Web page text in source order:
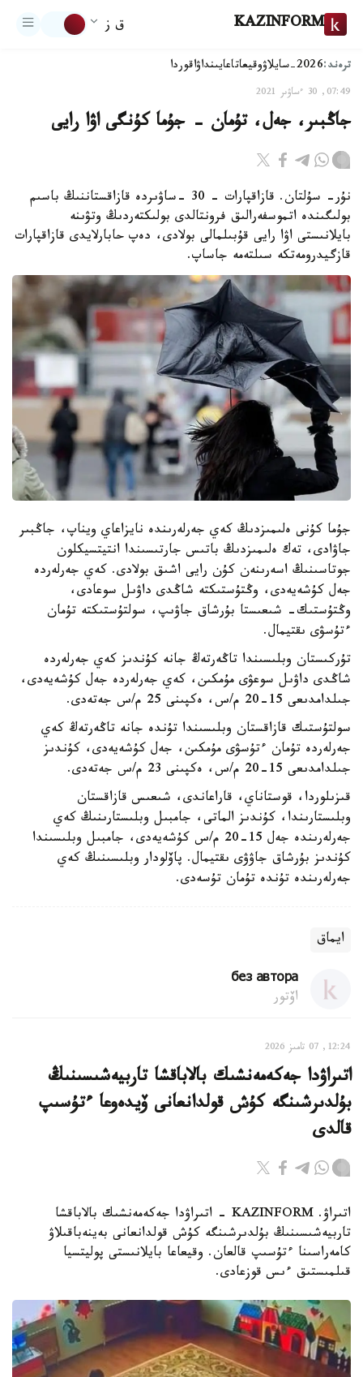
KAZINFORM ق ز
ترەند:2026-سايلاۋ وقيعاتاعايىنداۋاقوردا
07:49, 30 ءساۋىر 2021
جاڭبىر، جەل، تۇمان - جۇما كۇنگى اۋا رايى
نۇر- سۇلتان. قازاقپارات – 30 -ساۋىردە قازاقستاننىڭ باسىم
بولىگىندە اتموسفەرالىق فرونتالدى بولىكتەردىڭ وتۋىنە
بايلانىستى اۋا رايى قۇبىلمالى بولادى، دەپ حابارلايدى قازاقپارات
قازگيدرومەتكە سىلتەمە جاساپ.
جۇما كۇنى ەلىمىزدىڭ كەي جەرلەرىندە نايزاعاي ويناپ، جاڭبىر
جاۋادى، تەك ەلىمىزدىڭ باتىس جارتىسىندا انتيتسيكلون
جوتاسىنىڭ اسەرىنەن كۇن رايى اشىق بولادى. كەي جەرلەردە
جەل كۇشەيەدى، وڭتۇستىكتە شاڭدى داۋىل سوعادى،
وڭتۇستىك- شىعىستا بۇرشاق جاۋىپ، سولتۇستىكتە تۇمان
ءتۇسۋى ىقتيمال.
تۇركىستان وبلىسىندا تاڭەرتەڭ جانە كۇندىز كەي جەرلەردە
شاڭدى داۋىل سوعۋى مۇمكىن، كەي جەرلەردە جەل كۇشەيەدى،
جىلدامدىعى 15-20 م/س، ەكپىنى 25 م/س جەتەدى.
سولتۇستىك قازاقستان وبلىسىندا تۇندە جانە تاڭەرتەڭ كەي
جەرلەردە تۇمان ءتۇسۋى مۇمكىن، جەل كۇشەيەدى، كۇندىز
جىلدامدىعى 15-20 م/س، ەكپىنى 23 م/س جەتەدى.
قىزىلوردا، قوستاناي، قاراعاندى، شىعىس قازاقستان
وبلىستارىندا، كۇندىز الماتى، جامبىل وبلىستارىنىڭ كەي
جەرلەرىندە جەل 15-20 م/س كۇشەيەدى، جامبىل وبلىسىندا
كۇندىز بۇرشاق جاۋۋى ىقتيمال. پاۆلودار وبلىسىنىڭ كەي
جەرلەرىندە تۇندە تۇمان تۇسەدى.
ايماق
без автора
اۆتور
12:24, 07 تامىز 2026
اتىراۋدا جەكەمەنشىك بالاباقشا تاربيەشىسىنىڭ
بۇلدىرشىنگە كۇش قولدانعانى ۆيدەوعا ءتۇسىپ
قالدى
اتىراۋ. KAZINFORM - اتىراۋدا جەكەمەنشىك بالاباقشا
تاربيەشىسىنىڭ بۇلدىرشىنگە كۇش قولدانعانى بەينەباقىلاۋ
كامەراسىنا ءتۇسىپ قالعان. وقيعاعا بايلانىستى پوليتسيا
قىلمىستىق ءىس قوزعادى.